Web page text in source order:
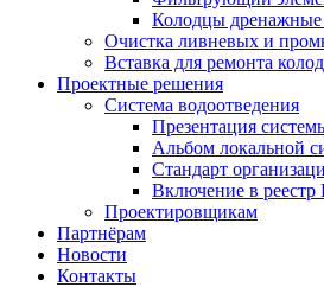
Колодцы дренажные
Очистка ливневых и
Вставка для ремонта
Проектные решения
Система водоотведения
Презентация
Альбом локальной
Стандарт
Включение в
Проектировщикам
Партнёрам
Новости
Контакты